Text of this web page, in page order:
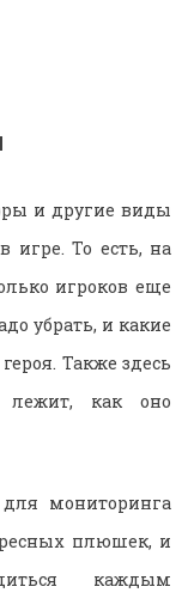
и другие виды
То есть, на
игроков еще
убрать, и какие
Также здесь
как оно
мониторинга
плюшек, и
каждым